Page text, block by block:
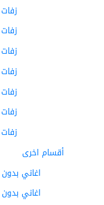
زفات
زفات
زفات
زفات
زفات
أقسام اخرى
اغاني
اغاني